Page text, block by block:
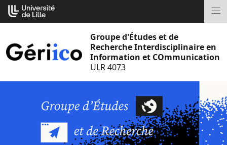
Aller
au
Groupe d'Études et de
Recherche Interdisciplinaire en
Information et COmmunication
ULR 4073
Cookies management panel